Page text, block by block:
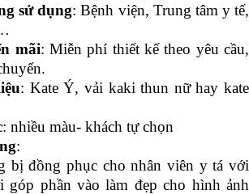
dụng: Bệnh viện, Trung tâm y tế,
: Miễn phí thiết kế theo yêu cầu,
: Kate Ý, vải kaki thun nữ hay kate
: nhiều màu- khách tự chọn
:
phục cho nhân viên y tá với
góp phần vào làm đẹp cho hình ảnh